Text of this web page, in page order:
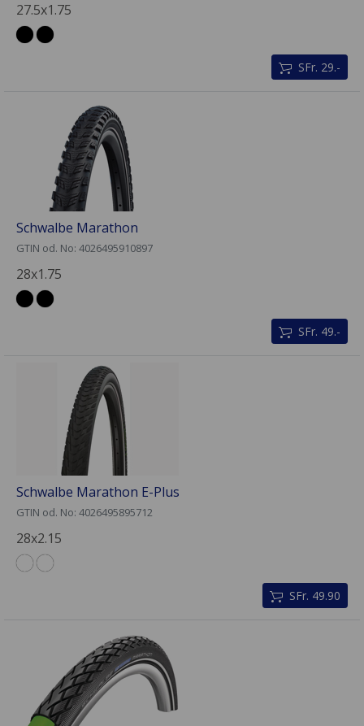
27.5x1.75
SFr. 29.-
Schwalbe Marathon
GTIN od. No: 4026495910897
28x1.75
SFr. 49.-
Schwalbe Marathon E-Plus
GTIN od. No: 4026495895712
28x2.15
SFr. 49.90